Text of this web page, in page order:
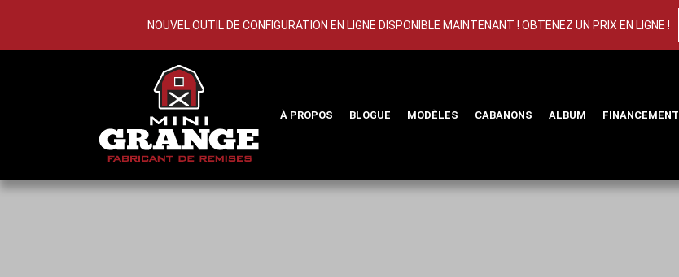
NOUVEL OUTIL DE CONFIGURATION EN LIGNE DISPONIBLE MAINTENANT ! OBTENEZ UN PRIX EN LIGNE !
À PROPOS BLOGUE MODÈLES CABANONS ALBUM FINANCEMENT